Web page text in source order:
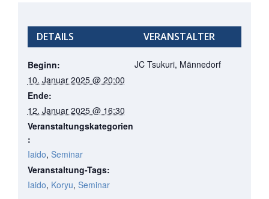
DETAILS
Beginn:
10. Januar 2025 @ 20:00
Ende:
12. Januar 2025 @ 16:30
Veranstaltungskategorien
:
Iaido, Seminar
Veranstaltung-Tags:
Iaido, Koryu, Seminar
VERANSTALTER
JC Tsukuri, Männedorf